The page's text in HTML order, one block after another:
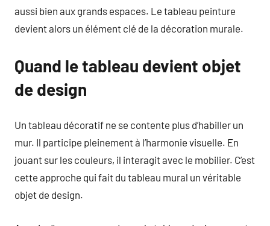
aussi bien aux grands espaces. Le tableau peinture
devient alors un élément clé de la décoration murale.
Quand le tableau devient objet
de design
Un tableau décoratif ne se contente plus d’habiller un
mur. Il participe pleinement à l’harmonie visuelle. En
jouant sur les couleurs, il interagit avec le mobilier. C’est
cette approche qui fait du tableau mural un véritable
objet de design.